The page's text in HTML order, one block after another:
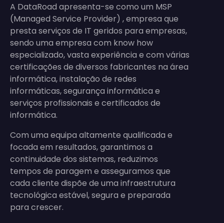
A DataRoad apresenta-se como um MSP
(Managed Service Provider) , empresa que
presta serviços de IT geridos para empresas,
sendo uma empresa com know how
especializado, vasta experiência e com várias
certificações de diversos fabricantes na área
informática, instalação de redes
informáticas, segurança informática e
serviços profissionais e certificados de
informática.
Com uma equipa altamente qualificada e
focada em resultados, garantimos a
continuidade dos sistemas, reduzimos
tempos de paragem e asseguramos que
cada cliente dispõe de uma infraestrutura
tecnológica estável, segura e preparada
para crescer.